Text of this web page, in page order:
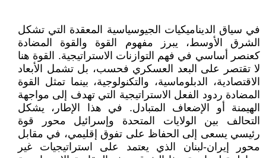
في سياق الديناميكيات الجيوسياسية المعقدة التي تشكل
الشرق الأوسط، يبرز مفهوم القوة والقوة المضادة
كعنصر أساسي في فهم التوازنات الاستراتيجية. القوة هنا
لا تقتصر على البعد العسكري فحسب، بل تشمل الأبعاد
الاقتصادية، الدبلوماسية، والتكنولوجية، بينما تمثل القوة
المضادة ردود الفعل الاستراتيجية التي تهدف إلى مواجهة
الهيمنة أو الإضعاف المتبادل. في هذا الإطار، يشكل
التحالف بين الولايات المتحدة وإسرائيل محور قوة
رئيسي يسعى إلى الحفاظ على تفوق إقليمي، في مقابل
محور إيران-لبنان الذي يعتمد على استراتيجيات غير